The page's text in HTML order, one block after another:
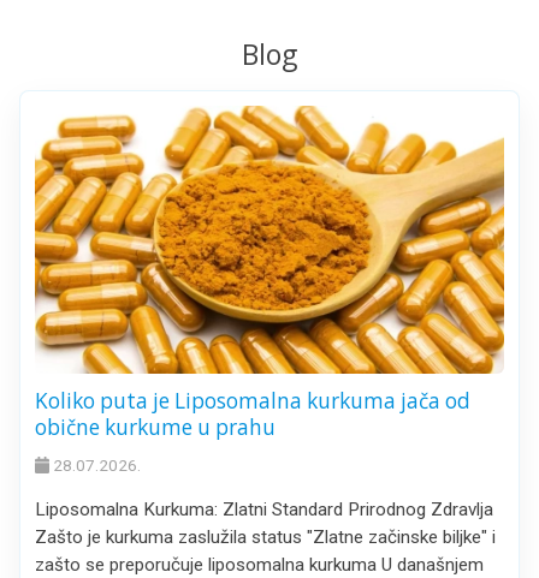
Blog
Koliko puta je Liposomalna kurkuma jača od
obične kurkume u prahu
28.07.2026.
Liposomalna Kurkuma: Zlatni Standard Prirodnog Zdravlja
Zašto je kurkuma zaslužila status "Zlatne začinske biljke" i
zašto se preporučuje liposomalna kurkuma U današnjem